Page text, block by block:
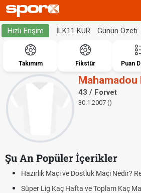
Hızlı Erişim İLK11 KUR Günün Özeti
Takımım Fikstür Puan
Mahamadou
43 / Forvet
30.1.2007 ()
Şu An Popüler İçerikler
Hazırlık Maçı ve Dostluk Maçı Nedir?
Süper Lig Kaç Hafta ve Toplam Kaç